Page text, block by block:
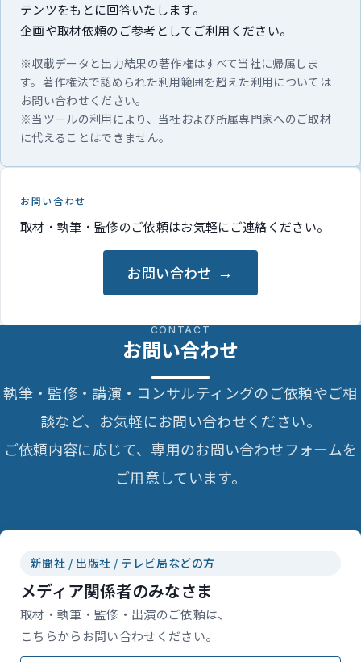
テンツをもとに回答いたします。
企画や取材依頼のご参考としてご利用ください。
※収載データと出力結果の著作権はすべて当社に帰属しま
す。著作権法で認められた利用範囲を超えた利用については
お問い合わせください。
※当ツールの利用により、当社および所属専門家へのご取材
に代えることはできません。
お問い合わせ
取材・執筆・監修のご依頼はお気軽にご連絡ください。
お問い合わせ
CONTACT
お問い合わせ
執筆・監修・講演・コンサルティングのご依頼やご相
談など、お気軽にお問い合わせください。
ご依頼内容に応じて、専用のお問い合わせフォームを
ご用意しています。
新聞社 / 出版社 / テレビ局などの方
メディア関係者のみなさま
取材・執筆・監修・出演のご依頼は、
こちらからお問い合わせください。